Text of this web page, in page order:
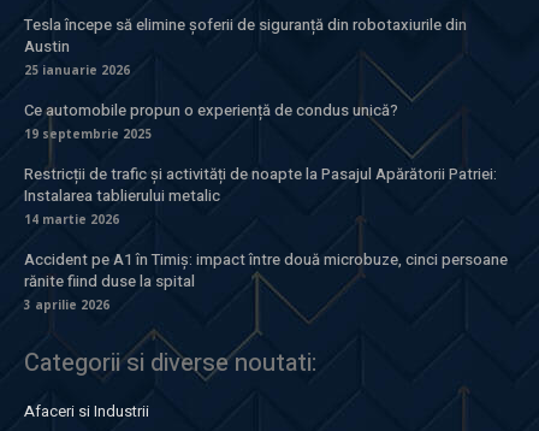
Tesla începe să elimine șoferii de siguranță din robotaxiurile din
Austin
25 ianuarie 2026
Ce automobile propun o experiență de condus unică?
19 septembrie 2025
Restricții de trafic și activități de noapte la Pasajul Apărătorii Patriei:
Instalarea tablierului metalic
14 martie 2026
Accident pe A1 în Timiș: impact între două microbuze, cinci persoane
rănite fiind duse la spital
3 aprilie 2026
Categorii si diverse noutati:
Afaceri si Industrii